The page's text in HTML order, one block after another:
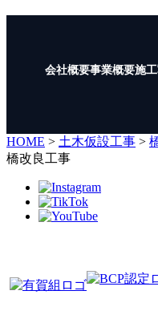
会社概要事業概要施
HOME > 土木仮設工事 >
橋改良工事